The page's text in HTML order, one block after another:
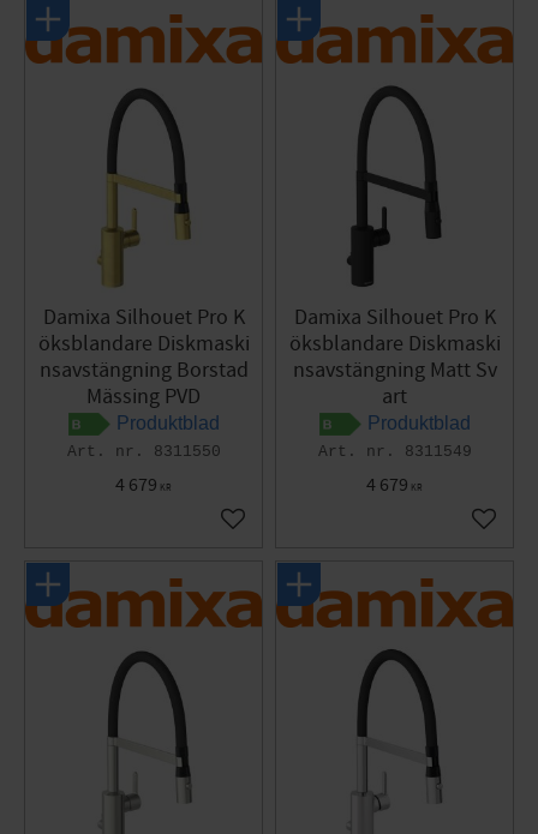
Damixa Silhouet Pro K
öksblandare Diskmaski
nsavstängning Borstad
Mässing PVD
Produktblad
8311550
4 679 KR
Lägg till i favoriter
Damixa Silhouet Pro K
öksblandare Diskmaski
nsavstängning Matt Sv
art
Produktblad
8311549
4 679 KR
Lägg